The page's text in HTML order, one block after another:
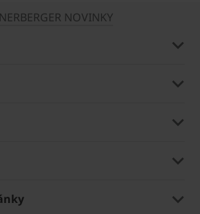
NOVINKY